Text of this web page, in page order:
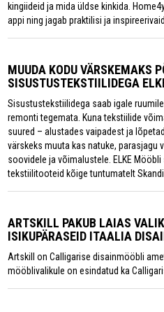
kingiideid ja mida üldse kinkida.
appi ning jagab praktilisi ja
MUUDA KODU VÄRSKEMAKS
SISUSTUSTEKSTIILIDEGA
Sisustustekstiilidega saab igale
remonti tegemata. Kuna tekstiilide
suured – alustades vaipadest ja
värskeks muuta kas natuke, parasjagu
soovidele ja võimalustele. ELKE
tekstiilitooteid kõige tuntumatelt
ARTSKILL PAKUB LAIAS
ISIKUPÄRASEID ITAALIA
Artskill on Calligarise disainmööbli
mööblivalikule on esindatud ka